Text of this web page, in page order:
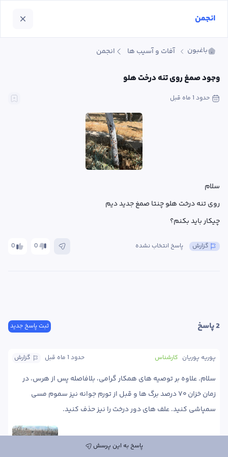
باغبون آفات و آسیب ها انجمن
وجود صمغ روی تنه درخت هلو
حدود 1 ماه قبل
چیکار باید بکنم؟
0 0 پاسخ انتخاب نشده گزارش
ثبت پاسخ جدید 2 پاسخ
گزارش حدود 1 ماه قبل کارشناس پوریه پوریان
سمپاشی کنید. علف های دور درخت را نیز حذف کنید.
پاسخ به این پرسش
انجمن